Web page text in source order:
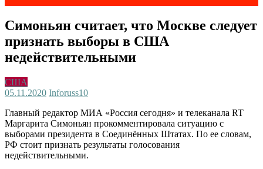
Симоньян считает, что Москве следует
признать выборы в США
недействительными
США
05.11.2020 Inforuss10
Главный редактор МИА «Россия сегодня» и телеканала RT
Маргарита Симоньян прокомментировала ситуацию с
выборами президента в Соединённых Штатах. По ее словам,
РФ стоит признать результаты голосования
недействительными.